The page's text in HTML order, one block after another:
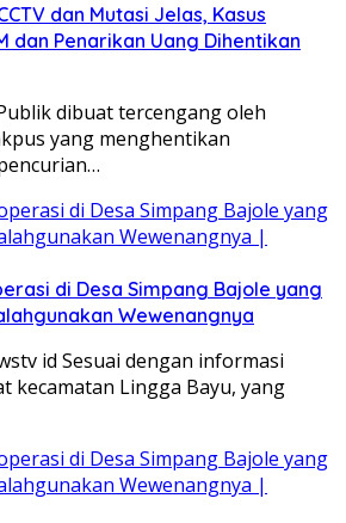
dan Mutasi Jelas, Kasus
dan Penarikan Uang Dihentikan
dibuat tercengang oleh
yang menghentikan
di Desa Simpang Bajole yang
Wewenangnya
id Sesuai dengan informasi
kecamatan Lingga Bayu, yang